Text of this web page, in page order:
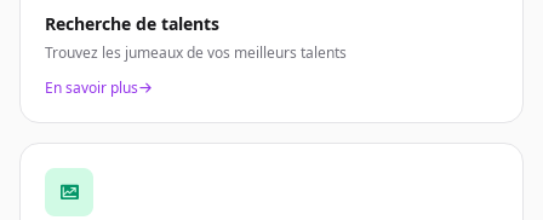
Recherche de talents
Trouvez les jumeaux de vos meilleurs talents
En savoir plus